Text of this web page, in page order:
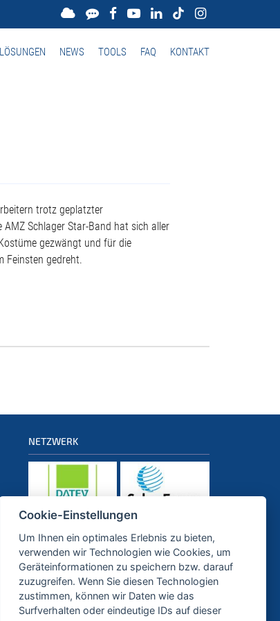
LÖSUNGEN NEWS TOOLS FAQ KONTAKT
trotz geplatzter
Schlager Star-Band hat sich aller
gezwängt und für die
Feinsten gedreht.
NETZWERK
PARTNER
Cookie-Einstellungen
Um Ihnen ein optimales Erlebnis zu bieten,
verwenden wir Technologien wie Cookies, um
Geräteinformationen zu speichern bzw. darauf
zuzugreifen. Wenn Sie diesen Technologien
zustimmen, können wir Daten wie das
Surfverhalten oder eindeutige IDs auf dieser